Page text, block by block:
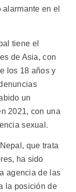
en el
tiene el
de Asia, con
los 18 años y
un
2021, con una
sexual.
que trata
ha sido
agencia de las
la posición de